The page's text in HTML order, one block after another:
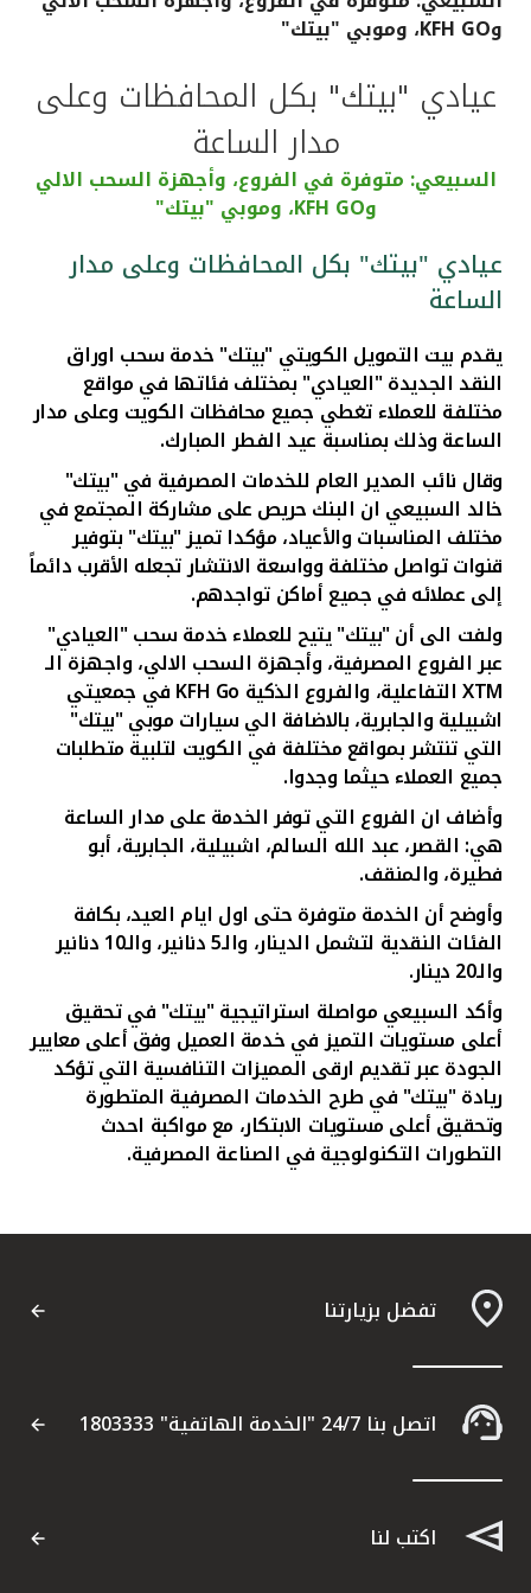
القنوات المصرفية
أدوات وخدمات
خدمات ما بعد البيع
اتصل بنا
ألمانيا
ماليزيا
تركيا
مصر
المملكة المتحدة
مملكة البحرين
وKFH GO، وموبي "بيتك"
عيادي "بيتك" بكل المحافظات وعلى
مدار الساعة
السبيعي: متوفرة في الفروع، وأجهزة السحب الالي
وKFH GO، وموبي "بيتك"
عيادي "بيتك" بكل المحافظات وعلى مدار
الساعة
يقدم بيت التمويل الكويتي "بيتك" خدمة سحب اوراق
النقد الجديدة "العيادي" بمختلف فئاتها في مواقع
مختلفة للعملاء تغطي جميع محافظات الكويت وعلى مدار
الساعة وذلك بمناسبة عيد الفطر المبارك.
وقال نائب المدير العام للخدمات المصرفية في "بيتك"
خالد السبيعي ان البنك حريص على مشاركة المجتمع في
مختلف المناسبات والأعياد، مؤكدا تميز "بيتك" بتوفير
قنوات تواصل مختلفة وواسعة الانتشار تجعله الأقرب دائماً
إلى عملائه في جميع أماكن تواجدهم.
ولفت الى أن "بيتك" يتيح للعملاء خدمة سحب "العيادي"
عبر الفروع المصرفية، وأجهزة السحب الالي، واجهزة الـ
XTMالتفاعلية، والفروع الذكية KFH Goفي جمعيتي
اشبيلية والجابرية، بالاضافة الي سيارات موبي "بيتك"
التي تنتشر بمواقع مختلفة في الكويت لتلبية متطلبات
جميع العملاء حيثما وجدوا.
وأضاف ان الفروع التي توفر الخدمة على مدار الساعة
هي: القصر، عبد الله السالم، اشبيلية، الجابرية، أبو
فطيرة، والمنقف.
وأوضح أن الخدمة متوفرة حتى اول ايام العيد، بكافة
الفئات النقدية لتشمل الدينار، والـ5 دنانير، والـ10 دنانير
والـ20 دينار.
وأكد السبيعي مواصلة استراتيجية "بيتك" في تحقيق
أعلى مستويات التميز في خدمة العميل وفق أعلى معايير
الجودة عبر تقديم ارقى المميزات التنافسية التي تؤكد
ريادة "بيتك" في طرح الخدمات المصرفية المتطورة
وتحقيق أعلى مستويات الابتكار، مع مواكبة احدث
التطورات التكنولوجية في الصناعة المصرفية.
تفضل بزيارتنا
اتصل بنا 24/7 "الخدمة الهاتفية" 1803333
اكتب لنا